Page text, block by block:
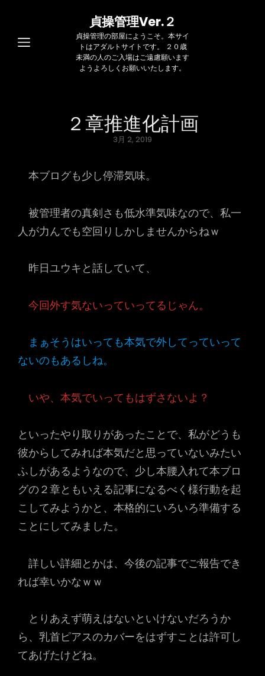
貞操管理Ver.２
貞操管理の部屋にようこそ。本サイ
トはアダルトサイトです。 ２０歳
未満の人のご入場はご遠慮願います
ようよろしくお願いいたします。
２章推進化計画
Posted
3月 2, 2019
本ブログも少し停滞気味。
被管理者の真剣さも低水準気味なので、私一
人が力んでも空回りしかしませんからねｗ
昨日ユウキと話していて、
今回外す気ないっていってるじゃん。
まぁそうはいっても本気で外してっていって
ないのもあるしね。
いや、本気でいってもはずさないよ？
といったやり取りがあったことで、私がどうも
彼からしてみれば本気だと思っていないみたい
ふしがあるようなので、少し本腰入れて本ブロ
グの２章ともいえる記事になるべく様行動を起
こしてみようかと、本格的にいろいろ準備する
ことにしてみました。
詳しい詳細とかは、今後の記事でご報告でき
れば幸いかなｗｗ
とりあえず萌えはないといけないだろうか
ら、乳首ピアスのカバーをはずすことは許可し
てあげたけどね。